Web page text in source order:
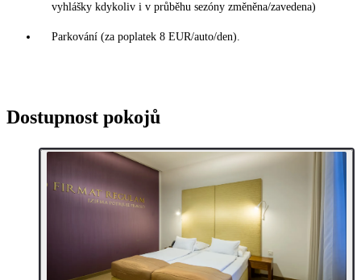
vyhlášky kdykoliv i v průběhu sezóny změněna/zavedena)
Parkování (za poplatek 8 EUR/auto/den).
Dostupnost pokojů